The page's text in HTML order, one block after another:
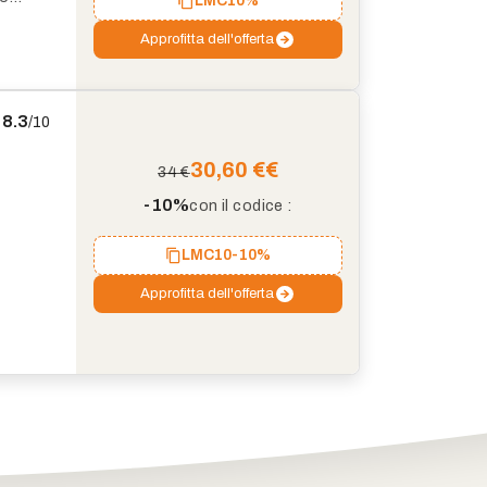
Approfitta dell'offerta
8.3/10
34 €30,60 €€
-10%con il codice :
LMC10-10%
Approfitta dell'offerta